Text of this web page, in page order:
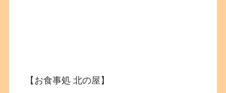
【 お食事処 北の屋 】